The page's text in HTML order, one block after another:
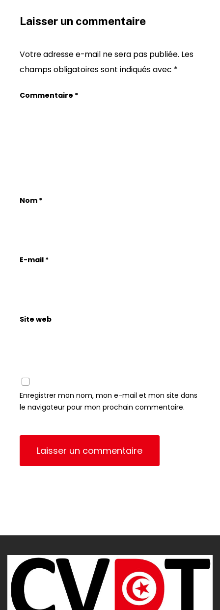
Laisser un commentaire
Votre adresse e-mail ne sera pas publiée. Les
champs obligatoires sont indiqués avec *
Commentaire *
Nom *
E-mail *
Site web
Enregistrer mon nom, mon e-mail et mon site dans
le navigateur pour mon prochain commentaire.